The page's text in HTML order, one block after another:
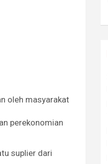
oleh masyarakat
perekonomian
suplier dari